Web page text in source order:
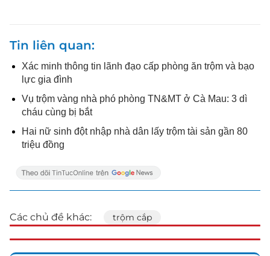
Tin liên quan
Xác minh thông tin lãnh đạo cấp phòng ăn trộm và bạo
lực gia đình
Vụ trộm vàng nhà phó phòng TN&MT ở Cà Mau: 3 dì
cháu cùng bị bắt
Hai nữ sinh đột nhập nhà dân lấy trộm tài sản gần 80
triệu đồng
Các chủ đề khác: trộm cắp